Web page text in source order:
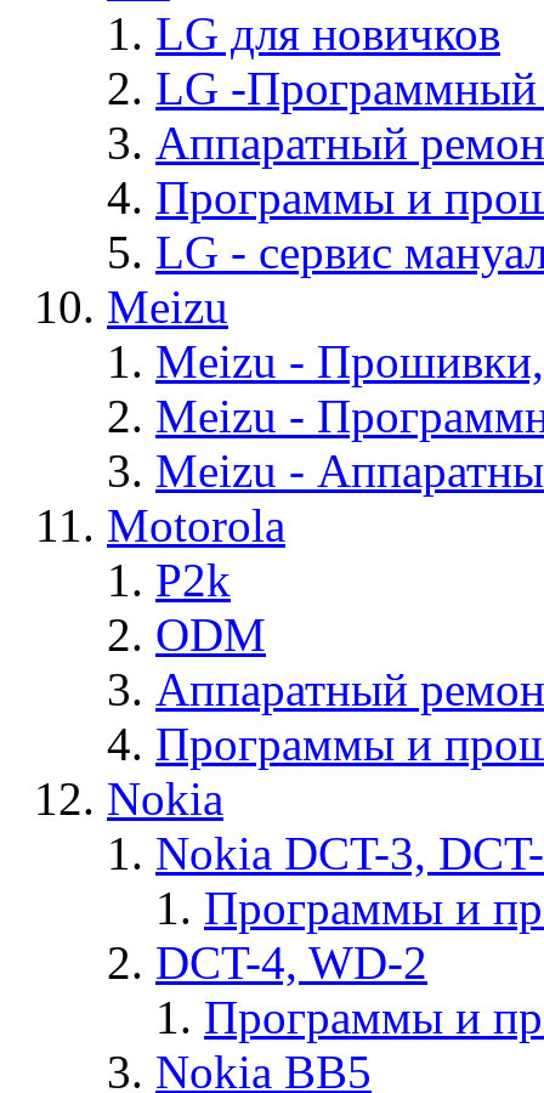
LG для новичков
LG -Программный
Аппаратный
Программы и
LG - cервис
Meizu
Meizu -
Meizu -
Meizu -
Motorola
P2k
ODM
Аппаратный
Программы и
Nokia
Nokia DCT-3,
Программы и
DCT-4, WD-2
Программы и
Nokia BB5